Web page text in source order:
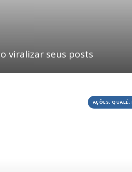
HOME
BLOG
viralizar seus posts
AÇÕES, QUALÉ,